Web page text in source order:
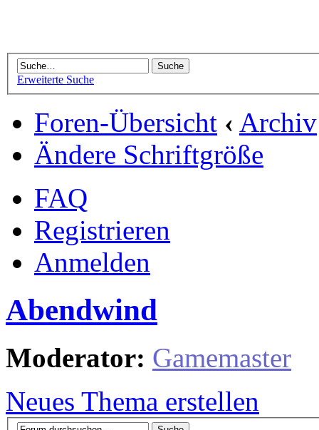
Erweiterte Suche
Foren-Übersicht ‹ Archiv
Ändere Schriftgröße
FAQ
Registrieren
Anmelden
Abendwind
Moderator: Gamemaster
Neues Thema erstellen